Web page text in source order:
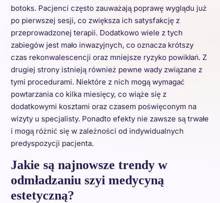
botoks. Pacjenci często zauważają poprawę wyglądu już
po pierwszej sesji, co zwiększa ich satysfakcję z
przeprowadzonej terapii. Dodatkowo wiele z tych
zabiegów jest mało inwazyjnych, co oznacza krótszy
czas rekonwalescencji oraz mniejsze ryzyko powikłań. Z
drugiej strony istnieją również pewne wady związane z
tymi procedurami. Niektóre z nich mogą wymagać
powtarzania co kilka miesięcy, co wiąże się z
dodatkowymi kosztami oraz czasem poświęconym na
wizyty u specjalisty. Ponadto efekty nie zawsze są trwałe
i mogą różnić się w zależności od indywidualnych
predyspozycji pacjenta.
Jakie są najnowsze trendy w
odmładzaniu szyi medycyną
estetyczną?